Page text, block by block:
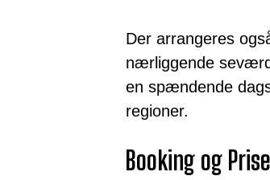
Der arrangeres
nærliggende
en spændende
regioner.
Booking og